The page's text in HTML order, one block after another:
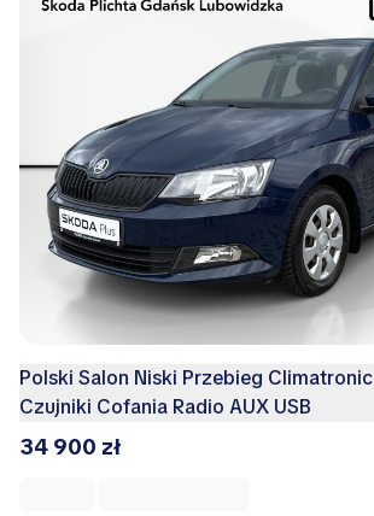
Polski Salon Niski Przebieg Climatronic
Czujniki Cofania Radio AUX USB
34 900 zł